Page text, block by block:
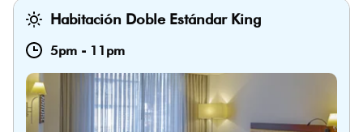
Habitación Doble Estándar King
5pm - 11pm